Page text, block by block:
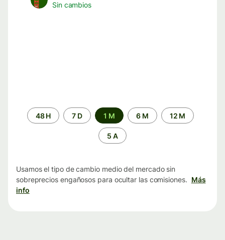
Sin cambios
Periodo48 H 7 D 1 M 6 M 12 M
5 A
Usamos el tipo de cambio medio del mercado sin
sobreprecios engañosos para ocultar las comisiones. Más
info